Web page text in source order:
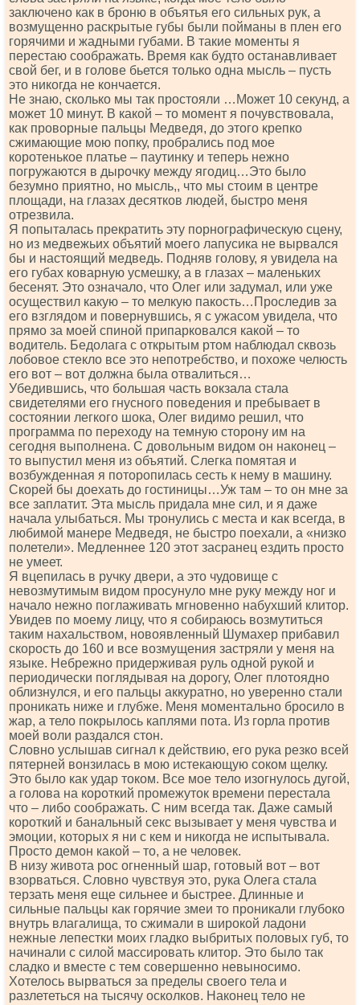
заключено как в броню в объятья его сильных рук, а
возмущенно раскрытые губы были пойманы в плен его
горячими и жадными губами. В такие моменты я
перестаю соображать. Время как будто останавливает
свой бег, и в голове бьется только одна мысль – пусть
это никогда не кончается.
Не знаю, сколько мы так простояли …Может 10 секунд, а
может 10 минут. В какой – то момент я почувствовала,
как проворные пальцы Медведя, до этого крепко
сжимающие мою попку, пробрались под мое
коротенькое платье – паутинку и теперь нежно
погружаются в дырочку между ягодиц…Это было
безумно приятно, но мысль,, что мы стоим в центре
площади, на глазах десятков людей, быстро меня
отрезвила.
Я попыталась прекратить эту порнографическую сцену,
но из медвежьих объятий моего лапусика не вырвался
бы и настоящий медведь. Подняв голову, я увидела на
его губах коварную усмешку, а в глазах – маленьких
бесенят. Это означало, что Олег или задумал, или уже
осуществил какую – то мелкую пакость…Проследив за
его взглядом и повернувшись, я с ужасом увидела, что
прямо за моей спиной припарковался какой – то
водитель. Бедолага с открытым ртом наблюдал сквозь
лобовое стекло все это непотребство, и похоже челюсть
его вот – вот должна была отвалиться…
Убедившись, что большая часть вокзала стала
свидетелями его гнусного поведения и пребывает в
состоянии легкого шока, Олег видимо решил, что
программа по переходу на темную сторону им на
сегодня выполнена. С довольным видом он наконец –
то выпустил меня из объятий. Слегка помятая и
возбужденная я поторопилась сесть к нему в машину.
Скорей бы доехать до гостиницы…Уж там – то он мне за
все заплатит. Эта мысль придала мне сил, и я даже
начала улыбаться. Мы тронулись с места и как всегда, в
любимой манере Медведя, не быстро поехали, а «низко
полетели». Медленнее 120 этот засранец ездить просто
не умеет.
Я вцепилась в ручку двери, а это чудовище с
невозмутимым видом просунуло мне руку между ног и
начало нежно поглаживать мгновенно набухший клитор.
Увидев по моему лицу, что я собираюсь возмутиться
таким нахальством, новоявленный Шумахер прибавил
скорость до 160 и все возмущения застряли у меня на
языке. Небрежно придерживая руль одной рукой и
периодически поглядывая на дорогу, Олег плотоядно
облизнулся, и его пальцы аккуратно, но уверенно стали
проникать ниже и глубже. Меня моментально бросило в
жар, а тело покрылось каплями пота. Из горла против
моей воли раздался стон.
Словно услышав сигнал к действию, его рука резко всей
пятерней вонзилась в мою истекающую соком щелку.
Это было как удар током. Все мое тело изогнулось дугой,
а голова на короткий промежуток времени перестала
что – либо соображать. С ним всегда так. Даже самый
короткий и банальный секс вызывает у меня чувства и
эмоции, которых я ни с кем и никогда не испытывала.
Просто демон какой – то, а не человек.
В низу живота рос огненный шар, готовый вот – вот
взорваться. Словно чувствуя это, рука Олега стала
терзать меня еще сильнее и быстрее. Длинные и
сильные пальцы как горячие змеи то проникали глубоко
внутрь влагалища, то сжимали в широкой ладони
нежные лепестки моих гладко выбритых половых губ, то
начинали с силой массировать клитор. Это было так
сладко и вместе с тем совершенно невыносимо.
Хотелось вырваться за пределы своего тела и
разлететься на тысячу осколков. Наконец тело не